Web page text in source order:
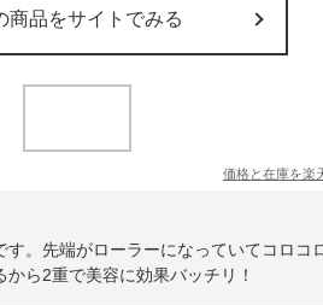
商品をサイトでみる
価格と在庫を楽
。先端がローラーになっていてコロコ
ら2重で美容に効果バッチリ！